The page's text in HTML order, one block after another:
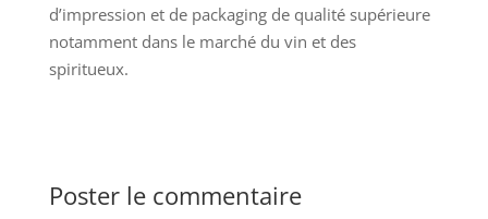
d’impression et de packaging de qualité supérieure
notamment dans le marché du vin et des
spiritueux.
Poster le commentaire